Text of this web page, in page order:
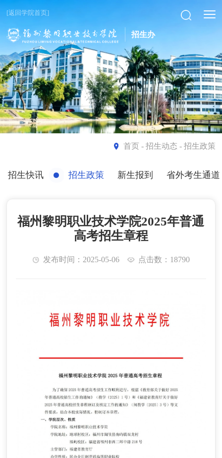
[返回学院首页]
招生办
首页- 招生动态 - 招生政策
招生快讯 招生政策 新生报到 省外考生通道
福州黎明职业技术学院2025年普通
高考招生章程
发布时间：2025-05-06 点击数：18790